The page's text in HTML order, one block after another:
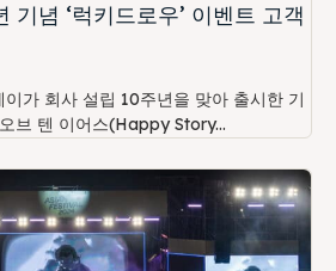
기념 ‘럭키드로우’ 이벤트 고객
가 회사 설립 10주년을 맞아 출시한 기
브 텐 이어스(Happy Story...